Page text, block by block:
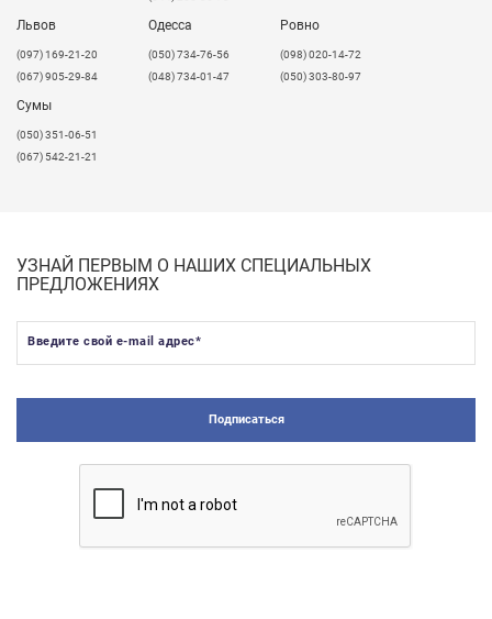
Применяют для обработки акрила, ПВХ, МДФ, твердой
1V,ZV - v-образные конусные (для пазов).
Фрезы конусные гравировальные для создания V-
образного паза. Применяются для снятия фаски,
фрезеровки по линии и гравировки, а также нанесения
Львов
​(097) 169-21-20
(067) 905-29-84
Одесса
(050) 734-76-56
(048) 734-01-47
Ровно
(098) 020-14-72
(050) 303-80-97
Сумы
(050) 351-06-51
(067) 542-21-21
УЗНАЙ ПЕРВЫМ О НАШИХ СПЕЦИАЛЬНЫХ
ПРЕДЛОЖЕНИЯХ
Введите свой e-mail адрес*
Подписаться